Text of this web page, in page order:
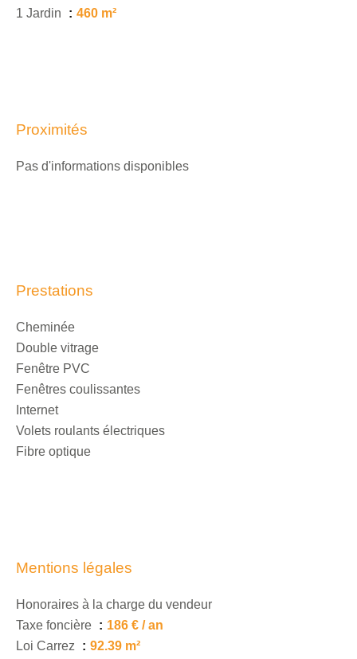
1 Jardin
460 m²
Proximités
Pas d'informations disponibles
Prestations
Cheminée
Double vitrage
Fenêtre PVC
Fenêtres coulissantes
Internet
Volets roulants électriques
Fibre optique
Mentions légales
Honoraires à la charge du vendeur
Taxe foncière
186 € / an
Loi Carrez
92.39 m²